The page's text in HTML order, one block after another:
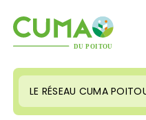
LE RÉSEAU CUMA